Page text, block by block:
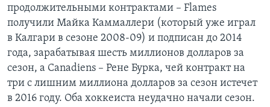
продолжительными контрактами – Flames
получили Майка Каммаллери (который уже играл
в Калгари в сезоне 2008-09) и подписан до 2014
года, зарабатывая шесть миллионов долларов за
сезон, а Canadiens – Рене Бурка, чей контракт на
три с лишним миллиона долларов за сезон истечет
в 2016 году. Оба хоккеиста неудачно начали сезон.